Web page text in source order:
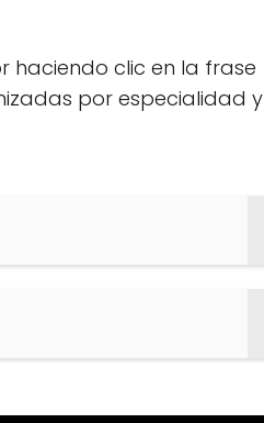
haciendo clic en la frase
por especialidad y